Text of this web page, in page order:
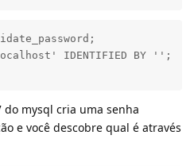
IDENTIFIED BY '';
do mysql cria uma senha
e você descobre qual é através